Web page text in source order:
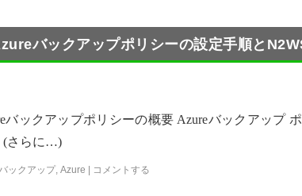
バックアップポリシーの設定手順と
バックアップポリシーの概要 Azureバックアップ
(さらに…)
ックアップ, Azure | コメントする